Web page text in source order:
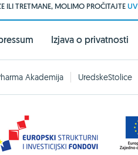
ILI TRETMANE, MOLIMO PROČITAJTE
Izjava o privatnosti
Akademija UredskeStolice